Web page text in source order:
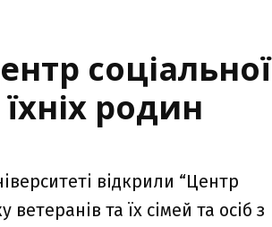
соціальної
родин
відкрили “Центр
та їх сімей та осіб з